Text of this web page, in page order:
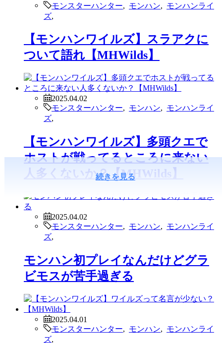
続きを見る
モンスターハンター
モンハン
モンハンライ
ズ
【モンハンワイルズ】スラアクに
ついて語れ【MHWilds】
2025.04.02
モンスターハンター
モンハン
モンハンライ
ズ
【モンハンワイルズ】多頭クエで
ホストが戦ってるところに来ない
人多くないか？【MHWilds】
2025.04.02
モンスターハンター
モンハン
モンハンライ
ズ
モンハン初プレイなんだけどグラ
ビモスが苦手過ぎる
2025.04.01
モンスターハンター
モンハン
モンハンライ
ズ